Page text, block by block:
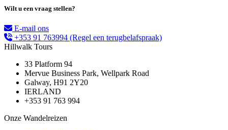
Wilt u een vraag stellen?
E-mail ons
+353 91 763994 (Regel een terugbelafspraak)
Hillwalk Tours
33 Platform 94
Mervue Business Park, Wellpark Road
Galway, H91 2Y20
IERLAND
+353 91 763 994
Onze Wandelreizen